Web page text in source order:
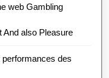
web Gambling
And also Pleasure
des